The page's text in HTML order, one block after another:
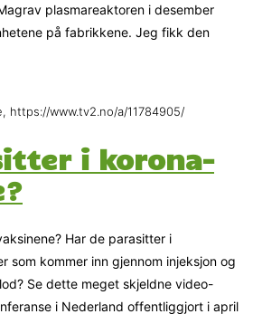
plasmareaktoren i desember
på fabrikkene. Jeg fikk den
https://www.tv2.no/a/11784905/
i korona-
Har de parasitter i
som kommer inn gjennom injeksjon og
Se dette meget skjeldne video-
i Nederland offentliggjort i april